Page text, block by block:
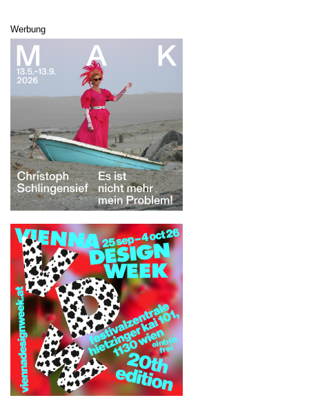
Werbung